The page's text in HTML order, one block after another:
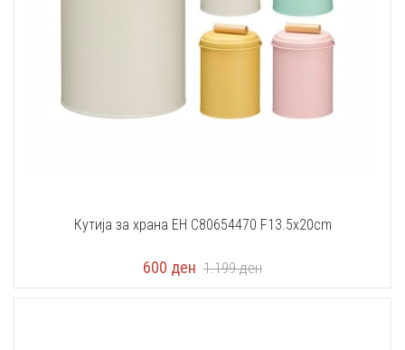
Кутија за храна EH C80654470 F13.5x20cm
600 ден 1.199ден